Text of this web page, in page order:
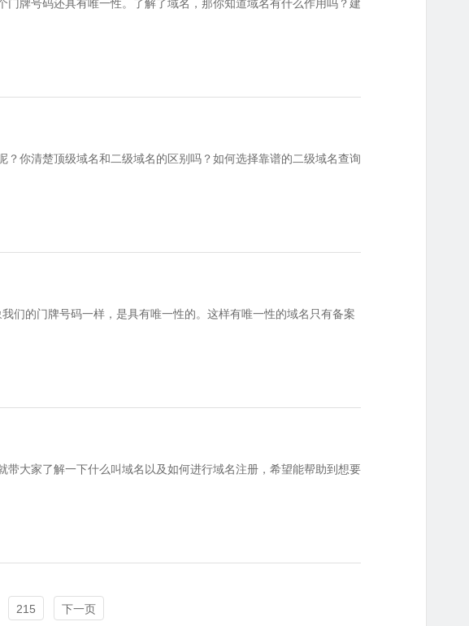
牌号码还具有唯一性。了解了域名，那你知道域名有什么作用吗？建
你清楚顶级域名和二级域名的区别吗？如何选择靠谱的二级域名查询
们的门牌号码一样，是具有唯一性的。这样有唯一性的域名只有备案
大家了解一下什么叫域名以及如何进行域名注册，希望能帮助到想要
215 下一页